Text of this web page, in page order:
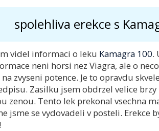
spolehliva erekce s
videl informaci o leku Kamagra 100.
neni horsi nez Viagra, ale o
zvyseni potence. Je to opravdu
Zasilku jsem obdrzel velice
zenou. Tento lek prekonal vsechna
jsme se vydovadeli v posteli. Erekce